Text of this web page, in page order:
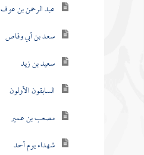
عبد الرحمن بن عوف
سعد بن أبي وقاص
سعيد بن زيد
السابقون الأولون
مصعب بن عمير
شهداء يوم أحد